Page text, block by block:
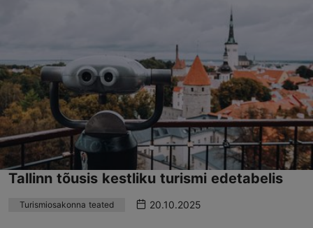
Tallinn tõusis kestliku turismi edetabelis
Turismiosakonna teated 20.10.2025